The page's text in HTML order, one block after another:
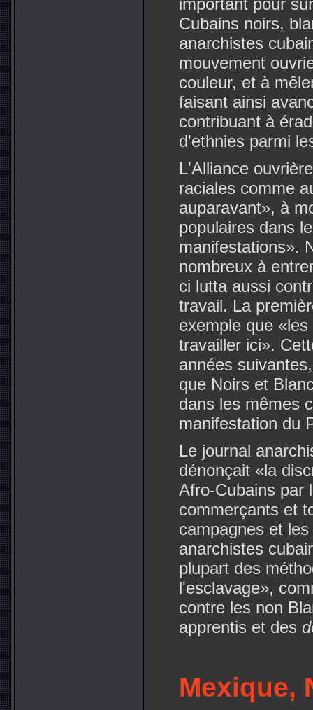
important pour
Cubains noirs,
anarchistes
mouvement
couleur, et à
faisant ainsi
contribuant à
d'ethnies parmi
L'Alliance
raciales comme
auparavant», à
populaires dans
manifestations».
nombreux à
ci lutta aussi
travail. La
exemple que
travailler ici».
années
que Noirs et
dans les mêmes
manifestation du
Le journal
dénonçait «la
Afro-Cubains par
commerçants et
campagnes et
anarchistes
plupart des
l'esclavage»,
contre les non
apprentis et des
Mexique,